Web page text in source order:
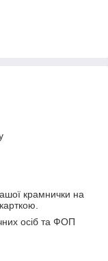
крамнички на
осіб та ФОП